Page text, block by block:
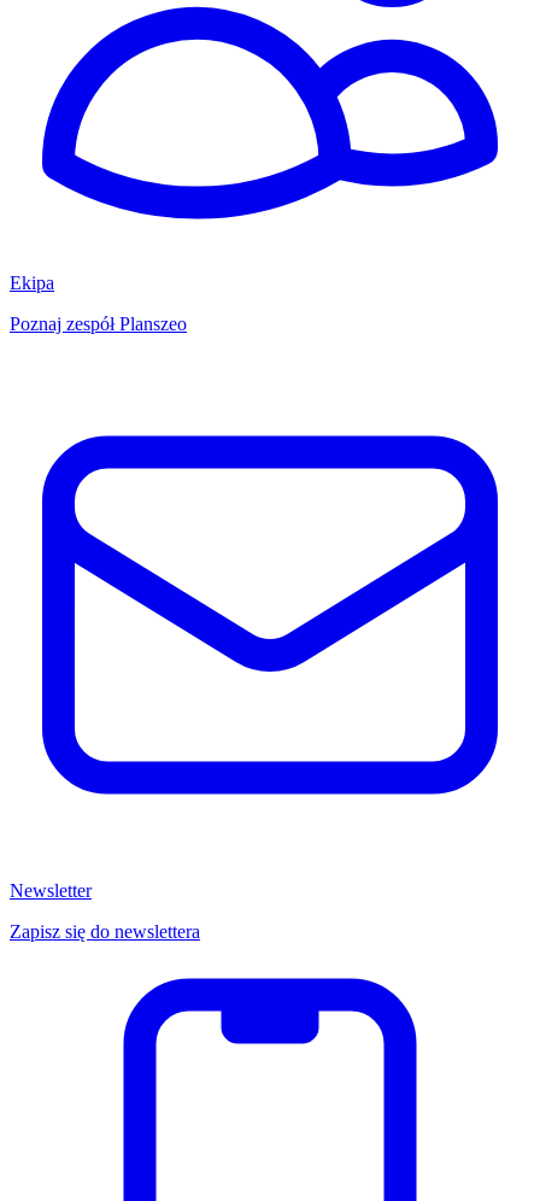
Ekipa
Poznaj zespół Planszeo
Newsletter
Zapisz się do newslettera